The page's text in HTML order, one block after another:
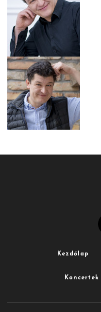
Kezdőlap
Koncertek